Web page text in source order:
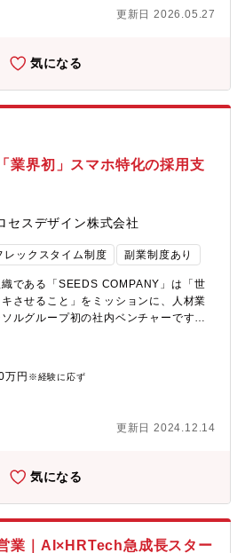
。【未経験から活躍している社員多
担当物件を持つことを目標に取り組
的には・・】・管理組合会計（出納関
成 月次・年次決算の取りまとめや収
ます。 毎月の管理費なの入金確認な
する事務スタッフがいます。 （書類
ットやシステムがありますので、未経
）・共用部やエレベータなど点検報告書
案など 定期巡回や清掃等を行う管理業
しています。 （設備に関する詳しい
営サポート 管理組合の収支報告や、
プレゼンを行います。
更新日 2026.05.27
気になる
業界初」スマホ特化の採用支
セスデザイン株式会社
レックスタイム制度 副業制度あり
である「SEEDS COMPANY」は「世
させること」をミッションに、人材業
ルグループ初の社内ベンチャーです。
要】■アルバイトなどの人材を採用した
ヒアリングし、「x:eee」「アルバイト
材の採用成功まで伴走するお仕事で
店やスーパー、宅急便などさまざまなサ
ながら現在人手不足のため、各企業が
たらきませんか。【業務の流れ/詳細】
ストをもとに潜在顧客（小規模の飲食
て、採用状況や課題のヒアリング及
』の紹介を行います。②商談 ：顧客か
ースに、業態やエリアごとの他社事例
万円 ※経験に応ず
更新日 2024.12.14
気になる
業｜AI×HRTech急成長スター